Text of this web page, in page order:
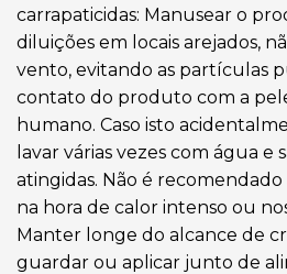
carrapaticidas: Manusear o
diluições em locais arejados,
vento, evitando as partículas
contato do produto com a
humano. Caso isto
lavar várias vezes com água e
atingidas. Não é
na hora de calor intenso ou
Manter longe do alcance de
guardar ou aplicar junto de